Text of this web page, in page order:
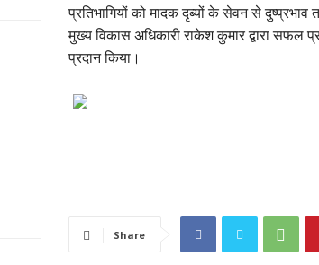
प्रतिभागियों को मादक दृब्यों के सेवन से
मुख्य विकास अधिकारी राकेश कुमार द्वारा सफल
प्रदान किया।
Share